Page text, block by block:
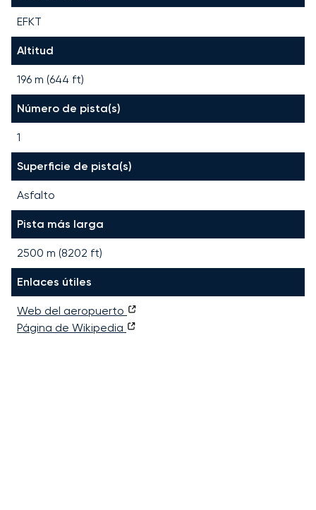
EFKT
Altitud
196 m (644 ft)
Número de pista(s)
1
Superficie de pista(s)
Asfalto
Pista más larga
2500 m (8202 ft)
Enlaces útiles
Web del aeropuerto
Página de Wikipedia